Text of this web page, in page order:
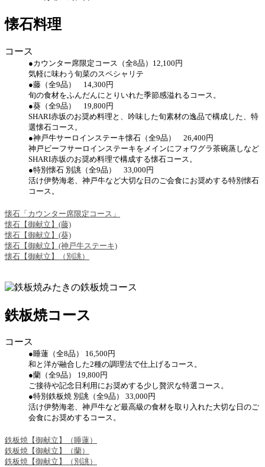
懐石料理
コース
●カウンター席限定コース（全8品）12,100円
気軽に味わう旬菜のスペシャリテ
●藤（全9品） 14,300円
旬の食材をふんだんにとりいれた季節感溢れるコース。
●葵（全9品） 19,800円
SHARI赤坂のお奨め料理と、吟味した旬素材の逸品で構成した、特
選懐石コース。
●神戸牛サーロインステーキ懐石（全9品） 26,400円
神戸ビーフサーロインステーキをメインにフォワグラ茶碗蒸しなど
SHARI赤坂のお奨め料理で構成する懐石コース。
●特別懐石 別誂（全9品） 33,000円
活け伊勢海老、神戸牛など大切な日のご会食にお奨めする特別懐石
コース。
懐石「カウンター席限定コース」
懐石【御献立】(藤)
懐石【御献立】(葵)
懐石【御献立】(神戸牛ステーキ)
懐石【御献立】（別誂）
鉄板焼コース
コース
●睡蓮（全8品） 16,500円
和と洋が融合した2種の調理法で仕上げるコース。
●蘭（全9品） 19,800円
ご接待や記念日利用にお奨めする少し贅沢な特選コース。
●特別鉄板焼 別誂（全9品） 33,000円
活け伊勢海老、神戸牛など最高級の食材を取り入れた大切な日のご
会食にお奨めするコース。
鉄板焼【御献立】（睡蓮）
鉄板焼【御献立】（蘭）
鉄板焼【御献立】（別誂）